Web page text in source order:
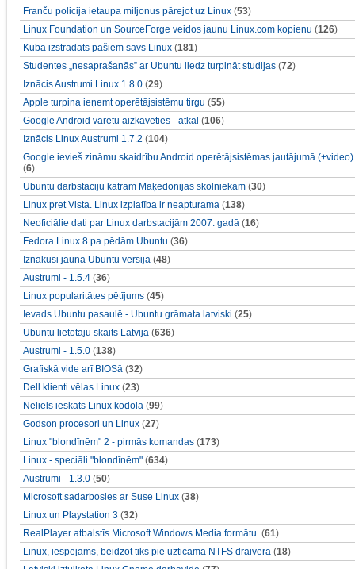
Franču policija ietaupa miljonus pārejot uz Linux (53)
Linux Foundation un SourceForge veidos jaunu Linux.com kopienu (126)
Kubā izstrādāts pašiem savs Linux (181)
Studentes „nesaprašanās” ar Ubuntu liedz turpināt studijas (72)
Iznācis Austrumi Linux 1.8.0 (29)
Apple turpina ieņemt operētājsistēmu tirgu (55)
Google Android varētu aizkavēties - atkal (106)
Iznācis Linux Austrumi 1.7.2 (104)
Google ievieš zināmu skaidrību Android operētājsistēmas jautājumā (+video)
(6)
Ubuntu darbstaciju katram Maķedonijas skolniekam (30)
Linux pret Vista. Linux izplatība ir neapturama (138)
Neoficiālie dati par Linux darbstacijām 2007. gadā (16)
Fedora Linux 8 pa pēdām Ubuntu (36)
Iznākusi jaunā Ubuntu versija (48)
Austrumi - 1.5.4 (36)
Linux popularitātes pētījums (45)
Ievads Ubuntu pasaulē - Ubuntu grāmata latviski (25)
Ubuntu lietotāju skaits Latvijā (636)
Austrumi - 1.5.0 (138)
Grafiskā vide arī BIOSā (32)
Dell klienti vēlas Linux (23)
Neliels ieskats Linux kodolā (99)
Godson procesori un Linux (27)
Linux "blondīnēm" 2 - pirmās komandas (173)
Linux - speciāli "blondīnēm" (634)
Austrumi - 1.3.0 (50)
Microsoft sadarbosies ar Suse Linux (38)
Linux un Playstation 3 (32)
RealPlayer atbalstīs Microsoft Windows Media formātu. (61)
Linux, iespējams, beidzot tiks pie uzticama NTFS draivera (18)